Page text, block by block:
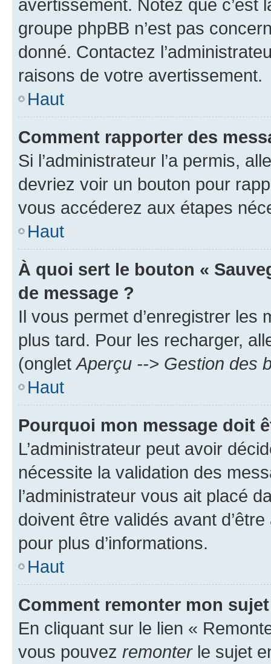
avertissement. Notez que c’est
groupe phpBB n’est pas
donné. Contactez
raisons de votre avertissement.
Haut
Comment rapporter des
Si l’administrateur l’a permis,
devriez voir un bouton pour
vous accéderez aux étapes
Haut
À quoi sert le bouton «
de message ?
Il vous permet d’enregistrer
plus tard. Pour les recharger,
(onglet Aperçu --> Gestion des
Haut
Pourquoi mon message doit
L’administrateur peut avoir
nécessite la validation des
l’administrateur vous ait placé
doivent être validés avant
pour plus d’informations.
Haut
Comment remonter mon
En cliquant sur le lien «
vous pouvez remonterle sujet